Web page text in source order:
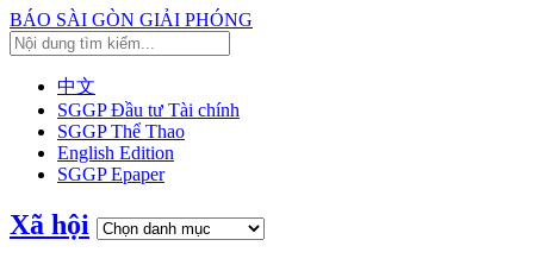
BÁO SÀI GÒN GIẢI PHÓNG
中文
SGGP Đầu tư Tài chính
SGGP Thể Thao
English Edition
SGGP Epaper
Xã hội